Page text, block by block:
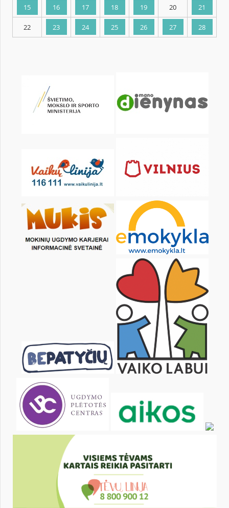
KALENDARZ
1
2 4 5
8 9 10
15 16 17 18 19
22 23 24 25 26